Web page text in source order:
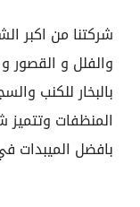
شركتنا من اكبر
والفلل و القصور
بالبخار للكنب
المنظفات
بافضل الميبدات